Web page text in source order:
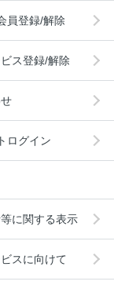
員登録/解除
ス登録/解除
ログイン
に関する表示
スに向けて